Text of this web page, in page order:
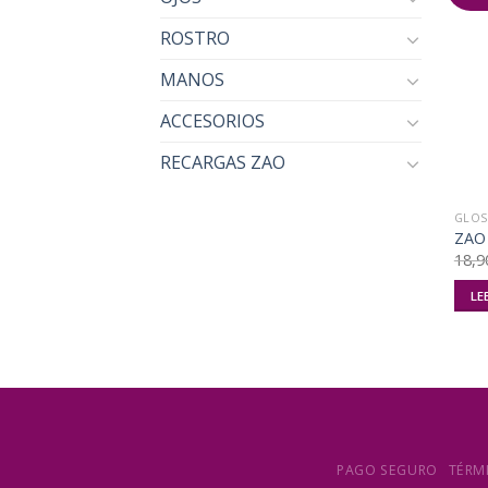
ROSTRO
MANOS
ACCESORIOS
RECARGAS ZAO
PAGO SEGURO